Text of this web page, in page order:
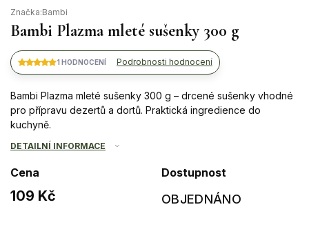
Značka:Bambi
Bambi Plazma mleté sušenky 300 g
1 HODNOCENÍ Podrobnosti hodnocení
Bambi Plazma mleté sušenky 300 g – drcené sušenky vhodné
pro přípravu dezertů a dortů. Praktická ingredience do
kuchyně.
DETAILNÍ INFORMACE
Cena
109 Kč
Dostupnost
OBJEDNÁNO